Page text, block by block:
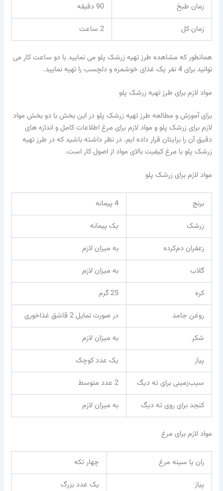
زمان طبخ
90 دقیقه
زمان کل
2 ساعت
همانطور که مشاهده طرز تهیه زرشک پلو می نمایید با دو ساعت کار می
توانید برای 4 نفر یک غذای خوشمزه و دلچسب را تهیه نمایید.
مواد لازم برای طرز تهیه زرشک پلو
برای آموزش و مطالعه طرز تهیه زرشک پلو در این بخش با دو بخش مواد
لازم برای زرشک پلو و مواد لازم برای مرغ اطلاعات کامل و اندازه های
دقیق آن را برایتان قرار داده ایم. در نظر داشته باشید که در طرز تهیه
زرشک پلو با مرغ کیفیت بالای مواد از اصول کار است.
مواد لازم برای زرشک‌ پلو
برنج
4 پیمانه
زرشک
یک پیمانه
زعفران دم‌کرده
به میزان لازم
گلاب
به میزان لازم
کره
25 گرم
روغن جامد
در صورت تمایل 2 قاشق غذاخوری
شکر
به میزان لازم
پیاز
یک عدد کوچک
سیب‌زمینی برای ته دیگ
2 عدد متوسط
کنجد برای روی ته دیگ
به میزان لازم
مواد لازم برای مرغ
ران یا سینه مرغ
چهار تکه
پیاز
یک عدد بزرگ